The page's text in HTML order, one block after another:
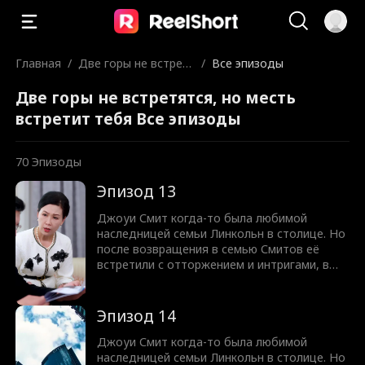
Главная / Две горы не встрет
етит тебя
/ Все эпизоды
Две горы не встретятся, но месть
встретит тебя Все эпизоды
70 Эпизоды
Эпизод 13
Джоуи Смит когда-то была любимой
наследницей семьи Линкольн в столице. Но
после возвращения в семью Смитов её
встретили с отторжением и интригами, в
вернулась в могущественную семью
Линкольн с гордостью и авторитетом.
Когда правда раскрылась, Лео Смит, её
брат, и остальные начали испытывать
Эпизод 14
Джоуи Смит когда-то была любимой
наследницей семьи Линкольн в столице. Но